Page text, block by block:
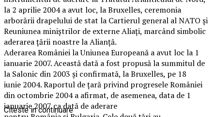
la 2 aprilie 2004 a avut loc, la Bruxelles, ceremonia
arborării drapelului de stat la Cartierul general al NATO şi
Reuniunea miniştrilor de externe Aliaţi, marcând simbolic
aderarea ţării noastre la Alianţă.
Aderarea României la Uniunea Europeană a avut loc la 1
ianuarie 2007. Această dată a fost propusă la summitul de
la Salonic din 2003 și confirmată, la Bruxelles, pe 18
iunie 2004. Raportul de țară privind progresele României
din octombrie 2004 a afirmat, de asemenea, data de 1
ianuarie 2007 ca dată de aderare
Citeste in continuare